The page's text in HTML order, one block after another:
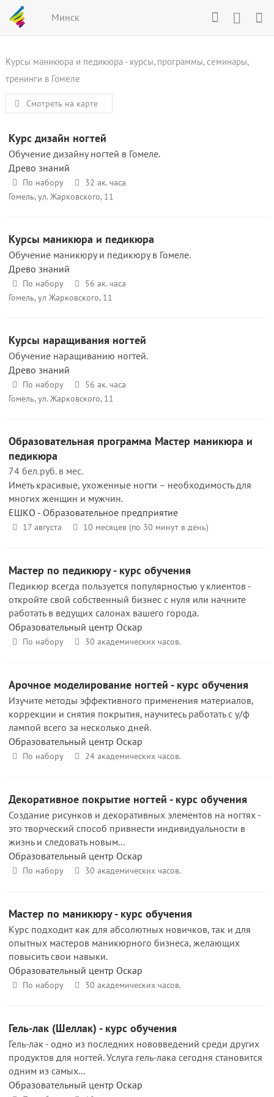
Минск
Курсы маникюра и педикюра - курсы, программы, семинары,
тренинги в Гомеле
Смотреть на карте
Курс дизайн ногтей
Обучение дизайну ногтей в Гомеле.
Древо знаний
По набору
32 ак. часа
Гомель, ул. Жарковского, 11
Курсы маникюра и педикюра
Обучение маникюру и педикюру в Гомеле.
Древо знаний
По набору
56 ак. часа
Гомель, ул Жарковского, 11
Курсы наращивания ногтей
Обучение наращиванию ногтей.
Древо знаний
По набору
56 ак. часа
Гомель, ул. Жарковского, 11
Образовательная программа Мастер маникюра и
педикюра
74 бел.руб. в мес.
Иметь красивые, ухоженные ногти – необходимость для
многих женщин и мужчин.
ЕШКО - Образовательное предприятие
17 августа 10 месяцев (по 30 минут в день)
Мастер по педикюру - курс обучения
Педикюр всегда пользуется популярностью у клиентов -
откройте свой собственный бизнес с нуля или начните
работать в ведущих салонах вашего города.
Образовательный центр Оскар
По набору 30 академических часов.
Арочное моделирование ногтей - курс обучения
Изучите методы эффективного применения материалов,
коррекции и снятия покрытия, научитесь работать с у/ф
лампой всего за несколько дней.
Образовательный центр Оскар
По набору 24 академических часов.
Декоративное покрытие ногтей - курс обучения
Создание рисунков и декоративных элементов на ногтях -
это творческий способ привнести индивидуальности в
жизнь и следовать новым...
Образовательный центр Оскар
По набору 30 академических часов.
Мастер по маникюру - курс обучения
Курс подходит как для абсолютных новичков, так и для
опытных мастеров маникюрного бизнеса, желающих
повысить свои навыки.
Образовательный центр Оскар
По набору 30 академических часов.
Гель-лак (Шеллак) - курс обучения
Гель-лак - одно из последних нововведений среди других
продуктов для ногтей. Услуга гель-лака сегодня становится
одним из самых...
Образовательный центр Оскар